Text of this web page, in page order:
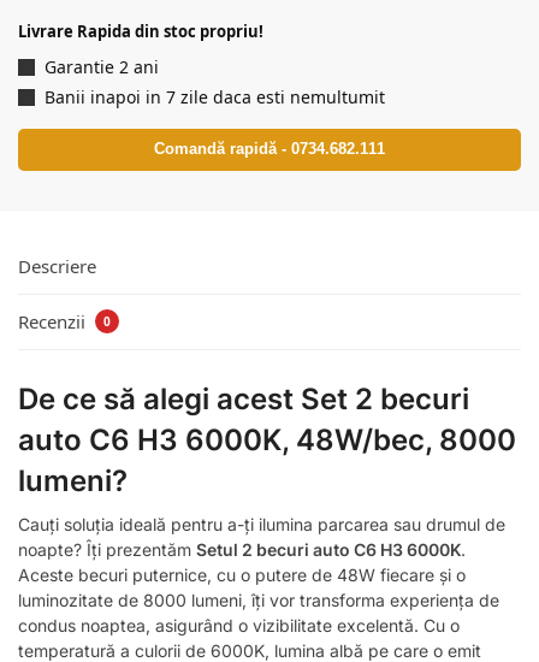
Livrare Rapida din stoc propriu!
Garantie 2 ani
Banii inapoi in 7 zile daca esti nemultumit
Comandă rapidă - 0734.682.111
Descriere
Recenzii 0
De ce să alegi acest Set 2 becuri
auto C6 H3 6000K, 48W/bec, 8000
lumeni?
Cauți soluția ideală pentru a-ți ilumina parcarea sau drumul de
noapte? Îți prezentăm Setul 2 becuri auto C6 H3 6000K.
Aceste becuri puternice, cu o putere de 48W fiecare și o
luminozitate de 8000 lumeni, îți vor transforma experiența de
condus noaptea, asigurând o vizibilitate excelentă. Cu o
temperatură a culorii de 6000K, lumina albă pe care o emit